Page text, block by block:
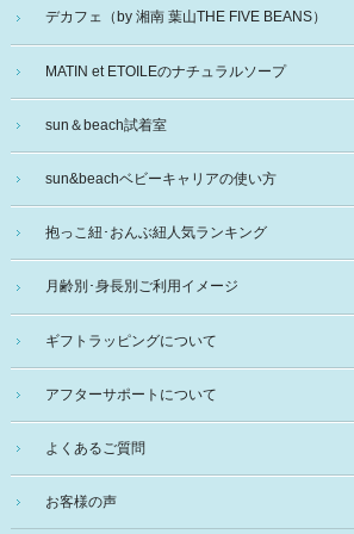
デカフェ（by 湘南 葉山THE FIVE BEANS）
MATIN et ETOILEのナチュラルソープ
sun＆beach試着室
sun&beachベビーキャリアの使い方
抱っこ紐･おんぶ紐人気ランキング
月齢別･身長別ご利用イメージ
ギフトラッピングについて
アフターサポートについて
よくあるご質問
お客様の声